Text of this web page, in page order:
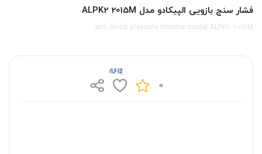
فشار سنج بازویی الپیکادو مدل ALPK2 2015M
arm blood pressure monitor model ALPK2 2015M
0